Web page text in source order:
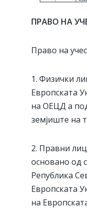
ПРАВО НА
Право на
1. Физички
Европската
на ОЕЦД а
земјиште на
2. Правни
основано од
Република
Европската
на